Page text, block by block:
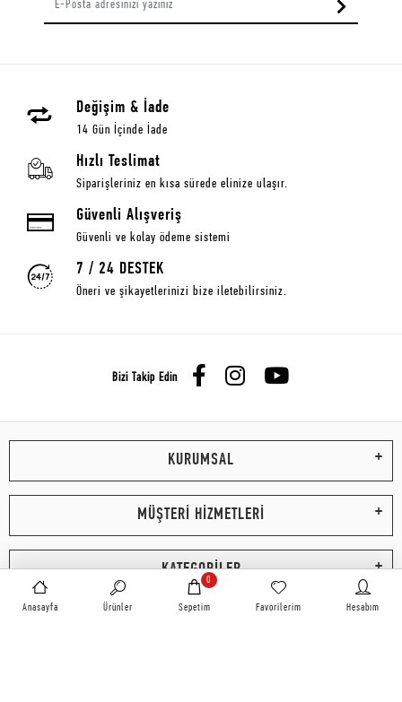
Değişim & İade
14 Gün İçinde İade
Hızlı Teslimat
Siparişleriniz en kısa sürede elinize ulaşır.
Güvenli Alışveriş
Güvenli ve kolay ödeme sistemi
7 / 24 DESTEK
Öneri ve şikayetlerinizi bize iletebilirsiniz.
Bizi Takip Edin
KURUMSAL
MÜŞTERİ HİZMETLERİ
KATEGORİLER
Anasayfa Ürünler Sepetim
0
Favorilerim Hesabım